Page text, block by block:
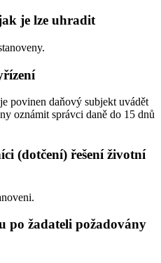
je lze uhradit
povinen daňový subjekt uvádět
oznámit správci daně do 15 dnů
(dotčení) řešení životní
po žadateli požadovány